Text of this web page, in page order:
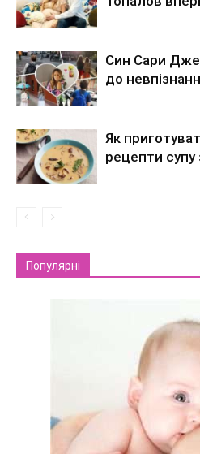
Син Сари
до
Як
рецепти супу
Популярні